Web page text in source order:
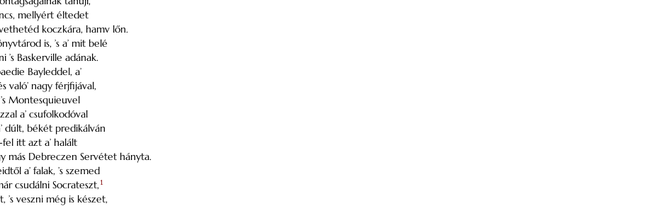
mellyért éltedet
koczkára, hamv lőn.
is, ’s a’ mit belé
’s Baskerville adának.
Bayleddel, a’
való’ nagy férjfijával,
Montesquieuvel
a’ csufolkodóval
dúlt, békét predikálván
itt azt a’ halált
más Debreczen Servétet hányta.
a’ falak, ’s szemed
csudálni Socrateszt,1
’s veszni még is készet,